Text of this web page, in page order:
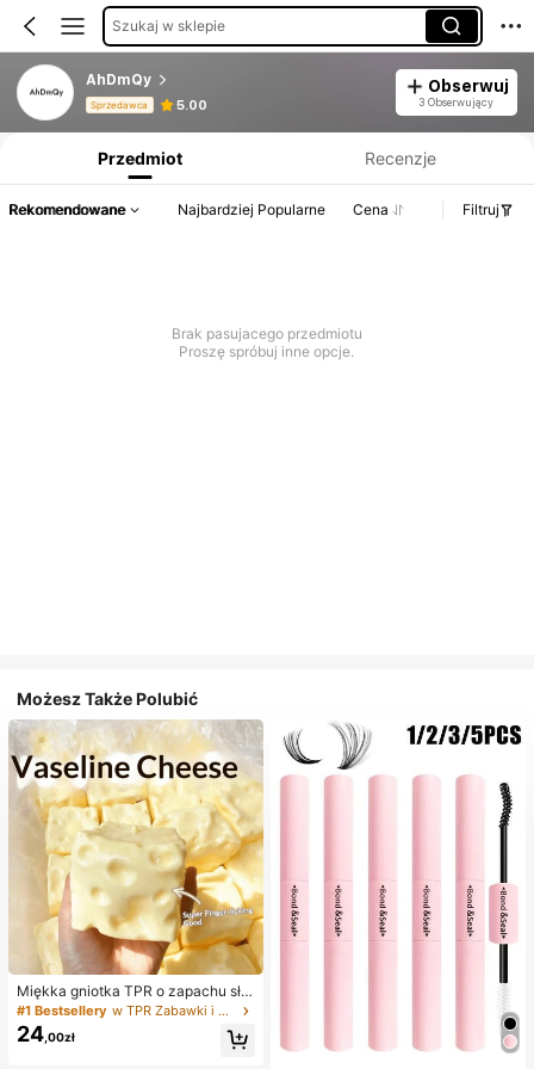
Szukaj w sklepie
AhDmQy
Sprzedawca 5.00
Obserwuj
3 Obserwujący
Przedmiot Recenzje
Rekomendowane Najbardziej Popularne Cena Filtruj
Brak pasujacego przedmiotu
Proszę spróbuj inne opcje.
Możesz Także Polubić
Miękka gniotka TPR o zapachu sło
dkiego mleka w kształcie pierożka,
5 cm, urocza zabawka antystresow
a do ściskania, modny i praktyczny
#1 Bestsellery w TPR Zabawki i gadżety dla nastolatków
24 ,00zł